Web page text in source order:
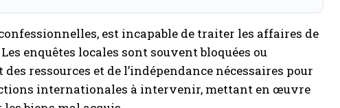
est incapable de traiter les affaires de
enquêtes locales sont souvent bloquées ou
ressources et de l’indépendance nécessaires pour
internationales à intervenir, mettant en œuvre